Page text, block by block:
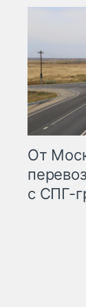
От
с СПГ-